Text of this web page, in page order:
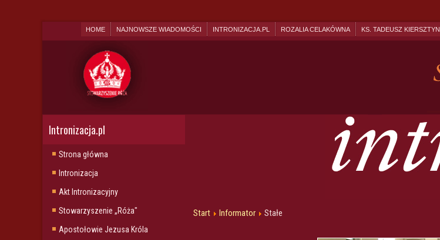
HOME NAJNOWSZE WIADOMOŚCI INTRONIZACJA.PL ROZALIA CELAKÓWNA KS. TADEUSZ KIERSZTYN
Intronizacja.pl
Strona główna
Intronizacja
Akt Intronizacyjny
Stowarzyszenie „Róża"
Apostołowie Jezusa Króla
Start Informator Stałe